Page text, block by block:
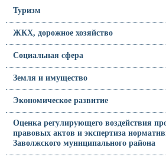
Туризм
ЖКХ, дорожное хозяйство
Социальная сфера
Земля и имущество
Экономическое развитие
Оценка регулирующего воздействия
правовых актов и экспертиза
Заволжского муниципального района